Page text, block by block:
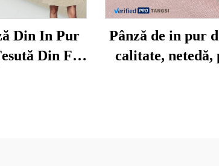
Din In Pur
Din Fir
Pânză de in pur
calitate, netedă,